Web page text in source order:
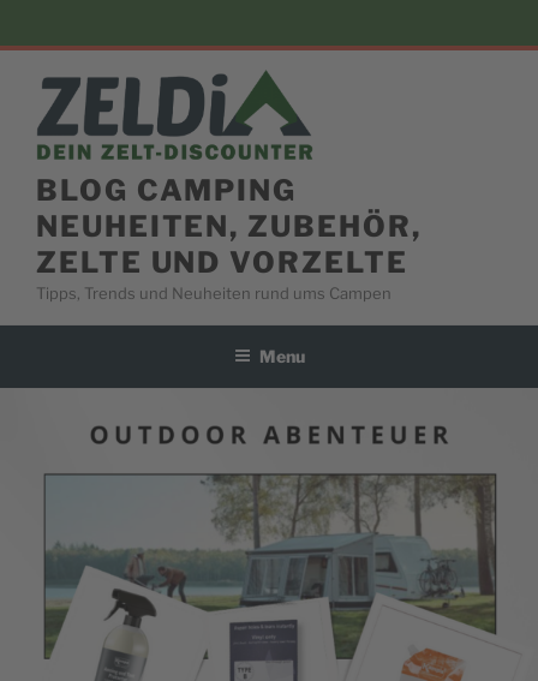
to
BLOG CAMPING
NEUHEITEN, ZUBEHÖR,
ZELTE UND VORZELTE
Tipps, Trends und Neuheiten rund ums Campen
Menu